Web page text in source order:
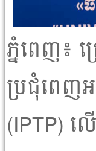
ភ្នំពេញ៖
ប្រជុំពេញ
(IPTP) ល